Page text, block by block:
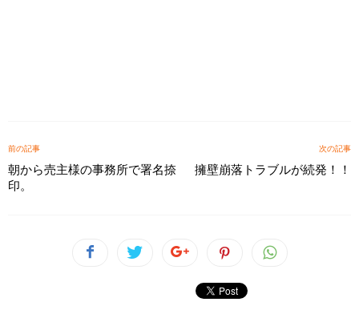
前の記事
朝から売主様の事務所で署名捺
印。
次の記事
擁壁崩落トラブルが続発！！